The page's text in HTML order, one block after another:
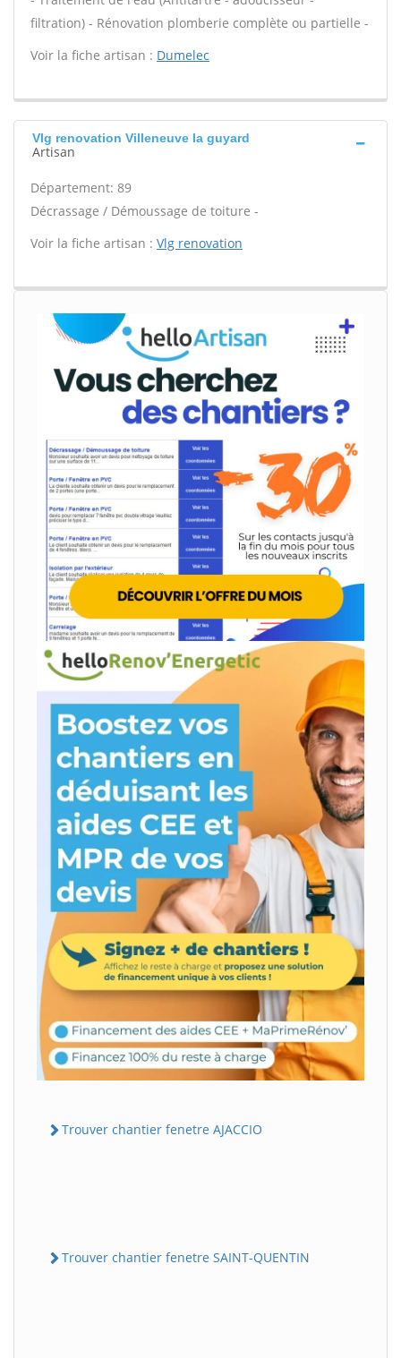
filtration) - Rénovation plomberie complète ou partielle -
Voir la fiche artisan : Dumelec
Vlg renovation Villeneuve la guyard
Artisan
Département: 89
Décrassage / Démoussage de toiture -
Voir la fiche artisan : Vlg renovation
Trouver chantier fenetre AJACCIO
Trouver chantier fenetre SAINT-QUENTIN